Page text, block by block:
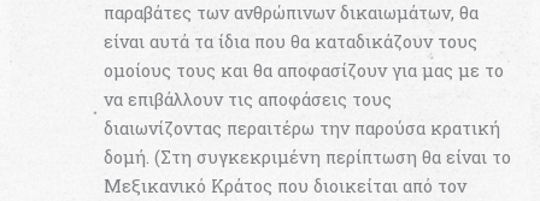
παραβάτες των ανθρώπινων δικαιωμάτων, θα
είναι αυτά τα ίδια που θα καταδικάζουν τους
ομοίους τους και θα αποφασίζουν για μας με το
να επιβάλλουν τις αποφάσεις τους
διαιωνίζοντας περαιτέρω την παρούσα κρατική
δομή. (Στη συγκεκριμένη περίπτωση θα είναι το
Μεξικανικό Κράτος που διοικείται από τον